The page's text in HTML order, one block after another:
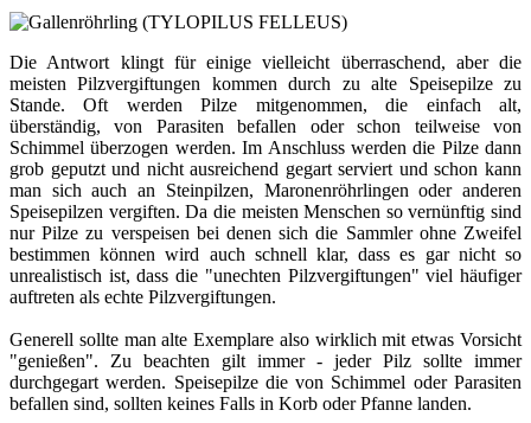
Die Antwort klingt für einige vielleicht überraschend, aber die
meisten Pilzvergiftungen kommen durch zu alte Speisepilze zu
Stande. Oft werden Pilze mitgenommen, die einfach alt,
überständig, von Parasiten befallen oder schon teilweise von
Schimmel überzogen werden. Im Anschluss werden die Pilze dann
grob geputzt und nicht ausreichend gegart serviert und schon kann
man sich auch an Steinpilzen, Maronenröhrlingen oder anderen
Speisepilzen vergiften. Da die meisten Menschen so vernünftig sind
nur Pilze zu verspeisen bei denen sich die Sammler ohne Zweifel
bestimmen können wird auch schnell klar, dass es gar nicht so
unrealistisch ist, dass die "unechten Pilzvergiftungen" viel häufiger
auftreten als echte Pilzvergiftungen.
Generell sollte man alte Exemplare also wirklich mit etwas Vorsicht
"genießen". Zu beachten gilt immer - jeder Pilz sollte immer
durchgegart werden. Speisepilze die von Schimmel oder Parasiten
befallen sind, sollten keines Falls in Korb oder Pfanne landen.